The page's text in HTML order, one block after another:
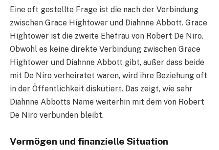
Eine oft gestellte Frage ist die nach der Verbindung
zwischen Grace Hightower und Diahnne Abbott. Grace
Hightower ist die zweite Ehefrau von Robert De Niro.
Obwohl es keine direkte Verbindung zwischen Grace
Hightower und Diahnne Abbott gibt, außer dass beide
mit De Niro verheiratet waren, wird ihre Beziehung oft
in der Öffentlichkeit diskutiert. Das zeigt, wie sehr
Diahnne Abbotts Name weiterhin mit dem von Robert
De Niro verbunden bleibt.
Vermögen und finanzielle Situation